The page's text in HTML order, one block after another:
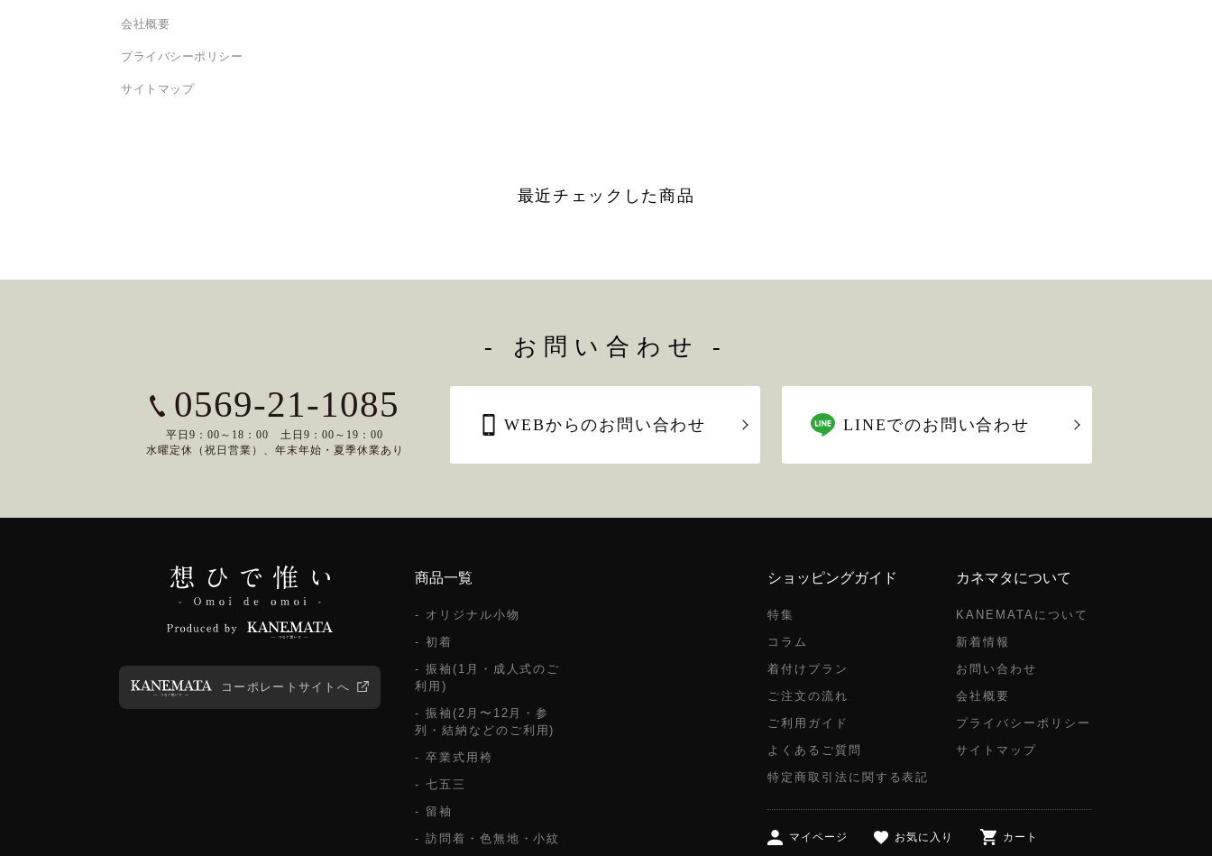
会社概要
プライバシーポリシー
サイトマップ
最近チェックした商品
- お問い合わせ -
0569-21-1085
平日9：00～18：00 土日9：00～19：00
水曜定休（祝日営業）、年末年始・夏季休業あり
WEBからのお問い合わせ LINEでのお問い合わせ
コーポレートサイトへ
商品一覧
- オリジナル小物
- 初着
- 振袖(1月・成人式のご
利用)
- 振袖(2月〜12月・参
列・結納などのご利用)
- 卒業式用袴
- 七五三
- 留袖
- 訪問着・色無地・小紋
ショッピングガイド
特集
コラム
着付けプラン
ご注文の流れ
ご利用ガイド
よくあるご質問
特定商取引法に関する表記
カネマタについて
KANEMATAについて
新着情報
お問い合わせ
会社概要
プライバシーポリシー
サイトマップ
マイページ お気に入り カート